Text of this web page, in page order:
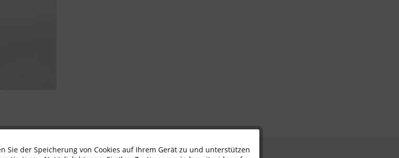
Aktiv
Sie der Speicherung von Cookies auf Ihrem Gerät zu und unterstützen